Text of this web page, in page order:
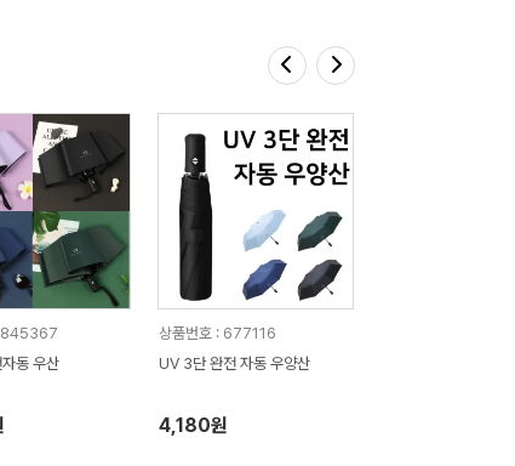
845367
동 우산
상품번호 : 677116
UV 3단 완전 자동 우양산
4,180원